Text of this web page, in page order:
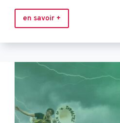
en savoir +
musique
porcelaine